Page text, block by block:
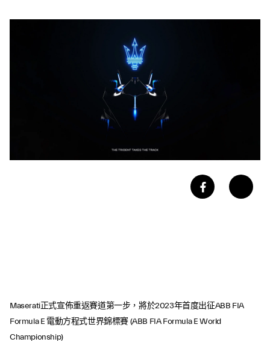
Maserati正式宣佈重返賽道第一步，將於2023年首度出征ABB FIA
Formula E 電動方程式世界錦標賽 (ABB FIA Formula E World
Championship)